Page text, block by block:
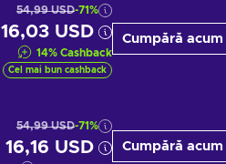
54,99 USD-71%
16,03 USD
14% Cashback
Cel mai bun cashback
Cumpără acum
54,99 USD-71%
16,16 USD Cumpără acum